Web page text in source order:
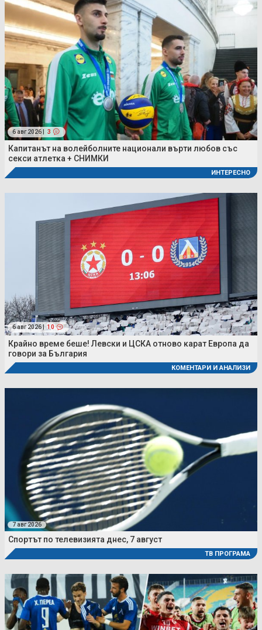
6 авг 2026 | 3
Капитанът на волейболните национали върти любов със
секси атлетка + СНИМКИ
ИНТЕРЕСНО
6 авг 2026 | 10
Крайно време беше! Левски и ЦСКА отново карат Европа да
говори за България
КОМЕНТАРИ И АНАЛИЗИ
7 авг 2026
Спортът по телевизията днес, 7 август
ТВ ПРОГРАМА